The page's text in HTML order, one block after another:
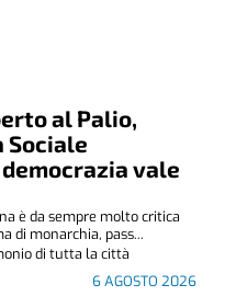
al Palio,
Sociale
vale
6 AGOSTO 2026
è da sempre molto critica
di monarchia, pass...
di tutta la città